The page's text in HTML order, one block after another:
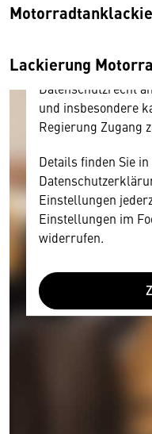
Lackierung
personenbezogene
Diese Daten
Datenschutzrecht
und insbesondere
Regierung Zugang
Details finden Sie
Einstellungen
Einstellungen im
widerrufen.